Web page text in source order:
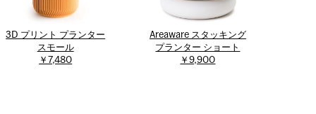
3D プリント プランター
スモール
￥7,480
Areaware スタッキング
プランター ショート
￥9,900